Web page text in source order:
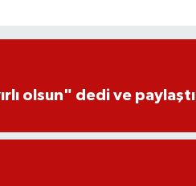
olsun" dedi ve paylaştı